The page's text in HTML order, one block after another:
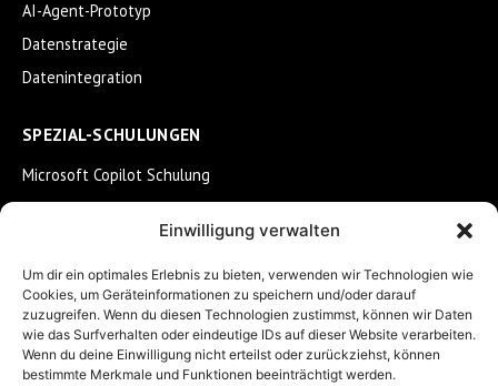
Einwilligung verwalten
Um dir ein optimales Erlebnis zu bieten, verwenden wir Technologien wie
Cookies, um Geräteinformationen zu speichern und/oder darauf
zuzugreifen. Wenn du diesen Technologien zustimmst, können wir Daten
wie das Surfverhalten oder eindeutige IDs auf dieser Website verarbeiten.
Wenn du deine Einwilligung nicht erteilst oder zurückziehst, können
bestimmte Merkmale und Funktionen beeinträchtigt werden.
AI-Agent-Prototyp
Datenstrategie
Datenintegration
SPEZIAL-SCHULUNGEN
Microsoft Copilot Schulung
Copilot Advanced
Claude für Einsteiger
Claude Deep-Dive
Google Gemini Schulung
Langdock Schulung
Langdock Advanced